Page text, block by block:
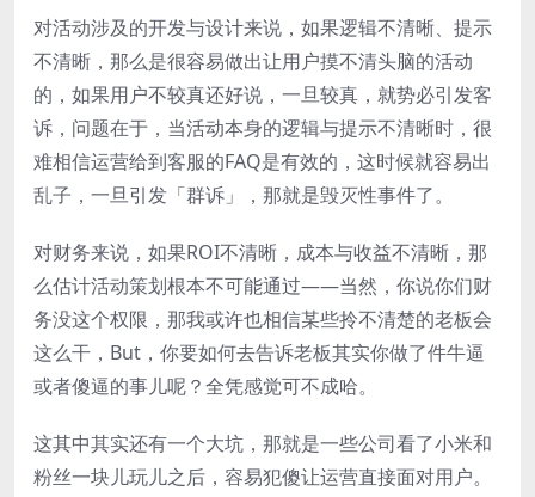
对活动涉及的开发与设计来说，如果逻辑不清晰、提示
不清晰，那么是很容易做出让用户摸不清头脑的活动
的，如果用户不较真还好说，一旦较真，就势必引发客
诉，问题在于，当活动本身的逻辑与提示不清晰时，很
难相信运营给到客服的FAQ是有效的，这时候就容易出
乱子，一旦引发「群诉」，那就是毁灭性事件了。
对财务来说，如果ROI不清晰，成本与收益不清晰，那
么估计活动策划根本不可能通过——当然，你说你们财
务没这个权限，那我或许也相信某些拎不清楚的老板会
这么干，But，你要如何去告诉老板其实你做了件牛逼
或者傻逼的事儿呢？全凭感觉可不成哈。
这其中其实还有一个大坑，那就是一些公司看了小米和
粉丝一块儿玩儿之后，容易犯傻让运营直接面对用户。